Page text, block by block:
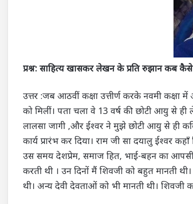
प्रश्न: साहित्य खासकर लेखन के प्रति रुझान कब
उत्तर :जब आठवीं कक्षा उत्तीर्ण करके नवमी कक्षा
को मिलीं। पता चला वे 13 वर्ष की छोटी आयु से
लालसा जागी ,और ईश्वर ने मुझे छोटी आयु से ही
कार्य प्रारंभ कर दिया। राम जी सा दयालु ईश्वर
उस समय देशप्रेम, समाज हित, भाई-बहन का आपसी
करती थी । उन दिनों मैं शिवजी को बहुत मानती
थी। अन्य देवी देवताओं को भी मानती थी। शिवजी